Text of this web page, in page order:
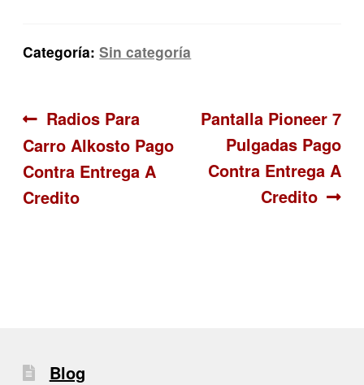
Categoría:Sin categoría
Navegación
de
entradas
Anterior:
Radios Para
Carro Alkosto Pago
Contra Entrega A
Credito
Siguiente:
Pantalla Pioneer 7
Pulgadas Pago
Contra Entrega A
Credito
Blog